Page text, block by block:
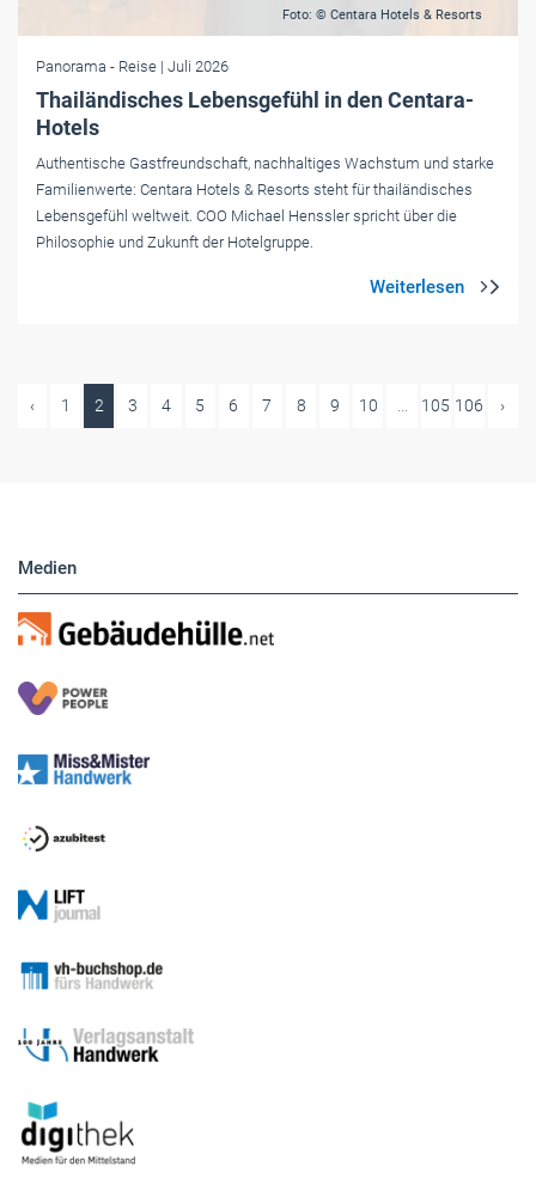
Foto: © Centara Hotels & Resorts
Panorama - Reise | Juli 2026
Thailändisches Lebensgefühl in den Centara-
Hotels
Authentische Gastfreundschaft, nachhaltiges Wachstum und starke
Familienwerte: Centara Hotels & Resorts steht für thailändisches
Lebensgefühl weltweit. COO Michael Henssler spricht über die
Philosophie und Zukunft der Hotelgruppe.
‹ 1 2 3 4 5 6 7 8 9 10 ... 105 106 ›
Medien